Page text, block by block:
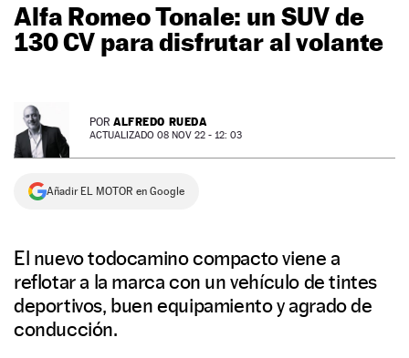
MOTOS
TECNOLOGÍA
PREMIOS
SERVICIOS
Alfa Romeo Tonale: un SUV de
130 CV para disfrutar al volante
POR ALFREDO RUEDA
ACTUALIZADO 08 NOV 22 - 12: 03
Añadir EL MOTOR en Google
El nuevo todocamino compacto viene a
reflotar a la marca con un vehículo de tintes
deportivos, buen equipamiento y agrado de
conducción.